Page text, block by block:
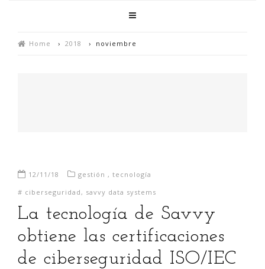
Home › 2018 › noviembre
12/11/18 gestión , tecnología
# ciberseguridad , savvy data systems
La tecnología de Savvy
obtiene las certificaciones
de ciberseguridad ISO/IEC